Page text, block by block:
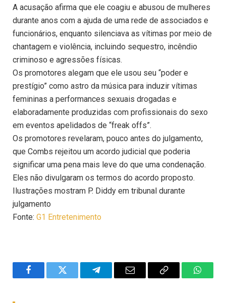
A acusação afirma que ele coagiu e abusou de mulheres
durante anos com a ajuda de uma rede de associados e
funcionários, enquanto silenciava as vítimas por meio de
chantagem e violência, incluindo sequestro, incêndio
criminoso e agressões físicas.
Os promotores alegam que ele usou seu “poder e
prestígio” como astro da música para induzir vítimas
femininas a performances sexuais drogadas e
elaboradamente produzidas com profissionais do sexo
em eventos apelidados de “freak offs”.
Os promotores revelaram, pouco antes do julgamento,
que Combs rejeitou um acordo judicial que poderia
significar uma pena mais leve do que uma condenação.
Eles não divulgaram os termos do acordo proposto.
Ilustrações mostram P. Diddy em tribunal durante
julgamento
Fonte: G1 Entretenimento
FacebookTwitter TelegramEmail
Copy